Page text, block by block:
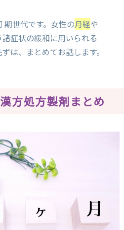
期世代です。女性の月経や
諸症状の緩和に用いられる
は、まとめてお話します。
方処方製剤まとめ